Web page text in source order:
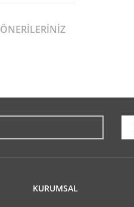
ÖNERILERINIZ
Yorum Yaz
KURUMSAL